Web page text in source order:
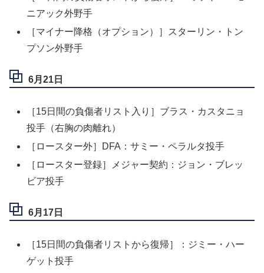
ニアック外野手
［マイナー降格（オプション）］スターリン・トン
プソン外野手
6月21日
［15日間の負傷者リスト入り］ブラス・カスタニョ
投手（右胸の肉離れ）
［ロースター外］DFA：サミー・ペラルタ投手
［ロースター登録］メジャー契約：ジョン・ブレッ
ビア投手
6月17日
［15日間の負傷者リストから復帰］：ジミー・ハー
ゲット投手